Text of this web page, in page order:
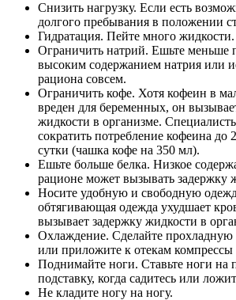
Снизить нагрузку. Если есть
долгого пребывания в положении
Гидратация. Пейте много жидкости.
Ограничить натрий. Ешьте меньше
высоким содержанием натрия или
рациона совсем.
Ограничить кофе. Хотя кофеин в
вреден для беременных, он
жидкости в организме.
сократить потребление кофеина до
сутки (чашка кофе на 350 мл).
Ешьте больше белка. Низкое
рационе может вызывать задержку
Носите удобную и свободную
обтягивающая одежда ухудшает
вызывает задержку жидкости в
Охлаждение. Сделайте прохладную
или приложите к отекам компрессы
Поднимайте ноги. Ставьте ноги на
подставку, когда садитесь или
Не кладите ногу на ногу.